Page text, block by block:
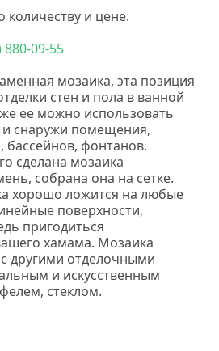
и цене.
880-09-55
мозаика, эта позиция
стен и пола в ванной
ее можно использовать
снаружи помещения,
бассейнов, фонтанов.
сделана мозаика
собрана она на сетке.
хорошо ложится на любые
поверхности,
пригодиться
хамама. Мозаика
другими отделочными
и искусственным
стеклом.